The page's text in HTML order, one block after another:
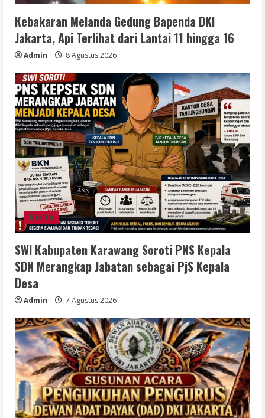
Kebakaran Melanda Gedung Bapenda DKI
Jakarta, Api Terlihat dari Lantai 11 hingga 16
Admin 8 Agustus 2026
Berita
SWI Kabupaten Karawang Soroti PNS Kepala
SDN Merangkap Jabatan sebagai PjS Kepala
Desa
Admin 7 Agustus 2026